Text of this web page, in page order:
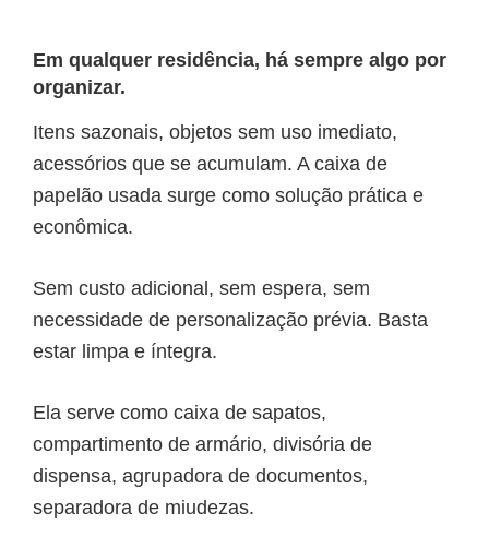
Em qualquer residência, há sempre algo por
organizar.
Itens sazonais, objetos sem uso imediato,
acessórios que se acumulam. A caixa de
papelão usada surge como solução prática e
econômica.
Sem custo adicional, sem espera, sem
necessidade de personalização prévia. Basta
estar limpa e íntegra.
Ela serve como caixa de sapatos,
compartimento de armário, divisória de
dispensa, agrupadora de documentos,
separadora de miudezas.